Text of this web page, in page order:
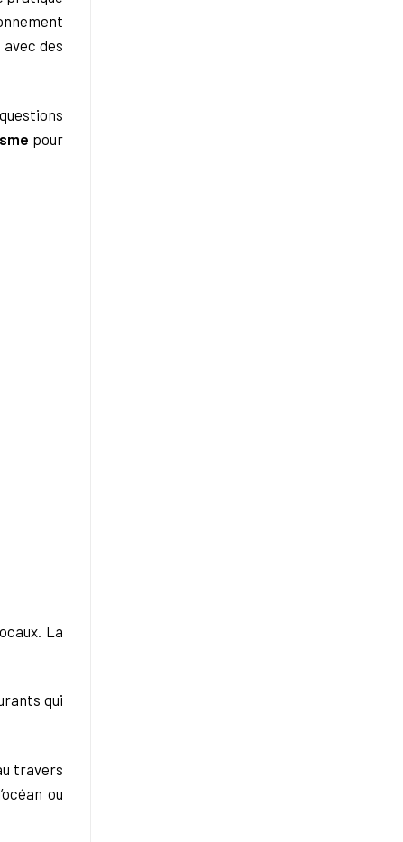
des
pour
La
qui
travers
ou